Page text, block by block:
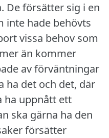
De försätter sig i en
inte hade behövts
vissa behov som
än kommer
av förväntningar
ha det och det, där
ha uppnått ett
ska gärna ha den
försätter